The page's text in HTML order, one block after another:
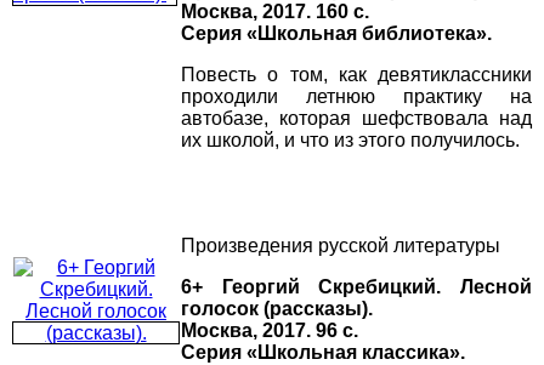
Москва, 2017. 160 с.
Серия «Школьная библиотека».
Повесть о том, как девятиклассники
проходили летнюю практику на
автобазе, которая шефствовала над
их школой, и что из этого получилось.
Произведения русской литературы
6+ Георгий Скребицкий. Лесной
голосок (рассказы).
Москва, 2017. 96 с.
Серия «Школьная классика».